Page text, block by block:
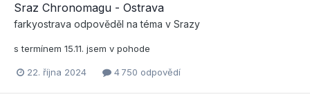
Sraz Chronomagu - Ostrava
farkyostrava odpověděl na téma v Srazy
s termínem 15.11. jsem v pohode
22. října 2024 4 750 odpovědí